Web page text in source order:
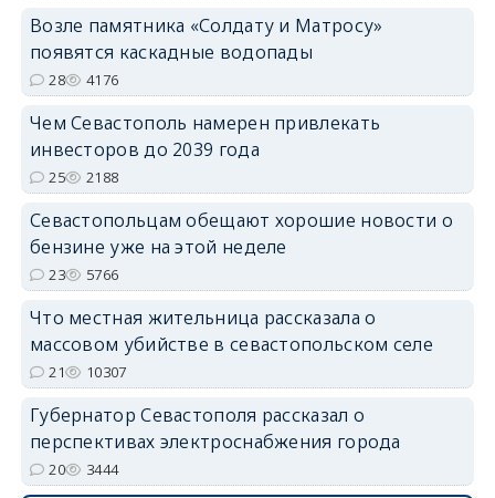
Возле памятника «Солдату и Матросу»
появятся каскадные водопады
28 4176
Чем Севастополь намерен привлекать
инвесторов до 2039 года
25 2188
Севастопольцам обещают хорошие новости о
бензине уже на этой неделе
23 5766
Что местная жительница рассказала о
массовом убийстве в севастопольском селе
21 10307
Губернатор Севастополя рассказал о
перспективах электроснабжения города
20 3444